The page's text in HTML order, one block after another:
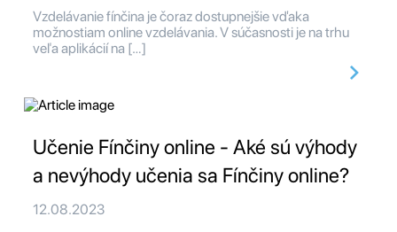
Vzdelávanie fínčina je čoraz dostupnejšie vďaka
možnostiam online vzdelávania. V súčasnosti je na trhu
veľa aplikácií na […]
Učenie Fínčiny online - Aké sú výhody
a nevýhody učenia sa Fínčiny online?
12.08.2023